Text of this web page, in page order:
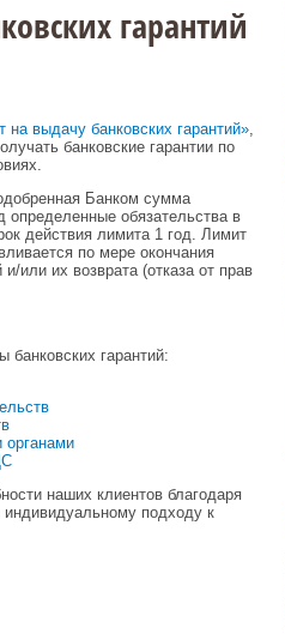
гарантий
на выдачу банковских гарантий»,
банковские гарантии по
Банком сумма
обязательства в
действия лимита 1 год. Лимит
по мере окончания
или их возврата (отказа от прав
гарантий:
органами
наших клиентов благодаря
подходу к